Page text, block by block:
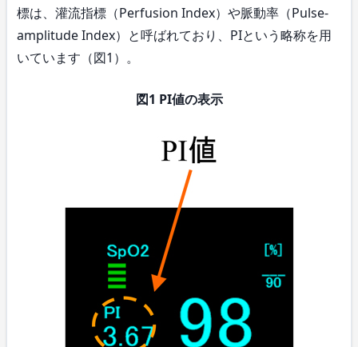
標は、灌流指標（Perfusion Index）や脈動率（Pulse-
amplitude Index）と呼ばれており、PIという略称を用
いています（図1）。
図1 PI値の表示